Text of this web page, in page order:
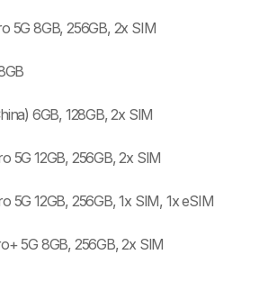
5G 8GB, 256GB, 2x SIM
6GB, 128GB, 2x SIM
5G 12GB, 256GB, 2x SIM
5G 12GB, 256GB, 1x SIM, 1x eSIM
5G 8GB, 256GB, 2x SIM